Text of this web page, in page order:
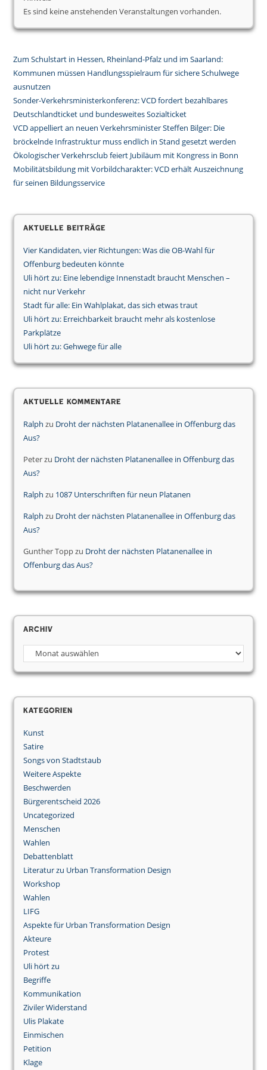
Es sind keine anstehenden Veranstaltungen vorhanden.
Zum Schulstart in Hessen, Rheinland-Pfalz und im Saarland:
Kommunen müssen Handlungsspielraum für sichere Schulwege
ausnutzen
Sonder-Verkehrsministerkonferenz: VCD fordert bezahlbares
Deutschlandticket und bundesweites Sozialticket
VCD appelliert an neuen Verkehrsminister Steffen Bilger: Die
bröckelnde Infrastruktur muss endlich in Stand gesetzt werden
Ökologischer Verkehrsclub feiert Jubiläum mit Kongress in Bonn
Mobilitätsbildung mit Vorbildcharakter: VCD erhält Auszeichnung
für seinen Bildungsservice
Aktuelle Beiträge
Vier Kandidaten, vier Richtungen: Was die OB-Wahl für
Offenburg bedeuten könnte
Uli hört zu: Eine lebendige Innenstadt braucht Menschen –
nicht nur Verkehr
Stadt für alle: Ein Wahlplakat, das sich etwas traut
Uli hört zu: Erreichbarkeit braucht mehr als kostenlose
Parkplätze
Uli hört zu: Gehwege für alle
Aktuelle Kommentare
Ralph zu Droht der nächsten Platanenallee in Offenburg das
Aus?
Peterzu Droht der nächsten Platanenallee in Offenburg das
Aus?
Ralph zu 1087 Unterschriften für neun Platanen
Ralph zu Droht der nächsten Platanenallee in Offenburg das
Aus?
Gunther Toppzu Droht der nächsten Platanenallee in
Offenburg das Aus?
Archiv
Archiv
Kategorien
Kunst
Satire
Songs von Stadtstaub
Weitere Aspekte
Beschwerden
Bürgerentscheid 2026
Uncategorized
Menschen
Wahlen
Debattenblatt
Literatur zu Urban Transformation Design
Workshop
Wahlen
LIFG
Aspekte für Urban Transformation Design
Akteure
Protest
Uli hört zu
Begriffe
Kommunikation
Ziviler Widerstand
Ulis Plakate
Einmischen
Petition
Klage